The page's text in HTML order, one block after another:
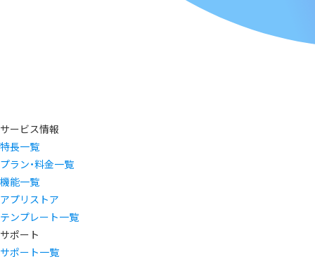
サービス情報
特長一覧
プラン・料金一覧
機能一覧
アプリストア
テンプレート一覧
サポート
サポート一覧